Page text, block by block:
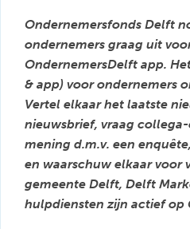
Ondernemersfonds Delft
ondernemers graag uit
OndernemersDelft app.
& app) voor ondernemers
Vertel elkaar het laatste
nieuwsbrief, vraag
mening d.m.v. een
en waarschuw elkaar voor
gemeente Delft, Delft
hulpdiensten zijn actief op